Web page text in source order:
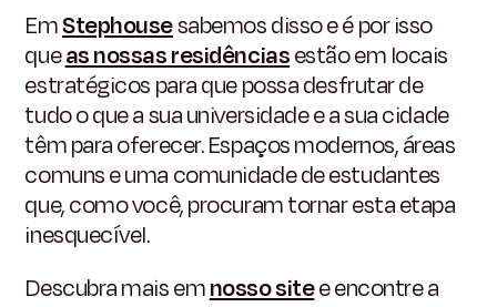
EmStephousesabemos disso e é por isso
queas nossas residênciasestão em locais
estratégicos para que possa desfrutar de
tudo o que a sua universidade e a sua cidade
têm para oferecer. Espaços modernos, áreas
comuns e uma comunidade de estudantes
que, como você, procuram tornar esta etapa
inesquecível.
Descubra mais emnosso sitee encontre a